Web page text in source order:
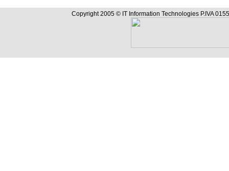
Copyright 2005 © IT Information Technologies P.IVA